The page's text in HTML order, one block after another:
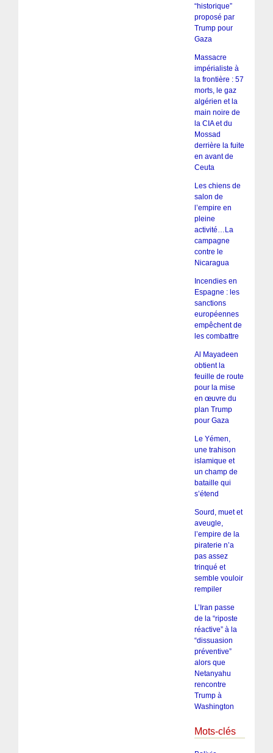
“historique”
proposé par
Trump pour
Gaza
Massacre
impérialiste à
la frontière : 57
morts, le gaz
algérien et la
main noire de
la CIA et du
Mossad
derrière la fuite
en avant de
Ceuta
Les chiens de
salon de
l’empire en
pleine
activité…La
campagne
contre le
Nicaragua
Incendies en
Espagne : les
sanctions
européennes
empêchent de
les combattre
Al Mayadeen
obtient la
feuille de route
pour la mise
en œuvre du
plan Trump
pour Gaza
Le Yémen,
une trahison
islamique et
un champ de
bataille qui
s’étend
Sourd, muet et
aveugle,
l’empire de la
piraterie n’a
pas assez
trinqué et
semble vouloir
rempiler
L’Iran passe
de la “riposte
réactive” à la
“dissuasion
préventive”
alors que
Netanyahu
rencontre
Trump à
Washington
Mots-clés